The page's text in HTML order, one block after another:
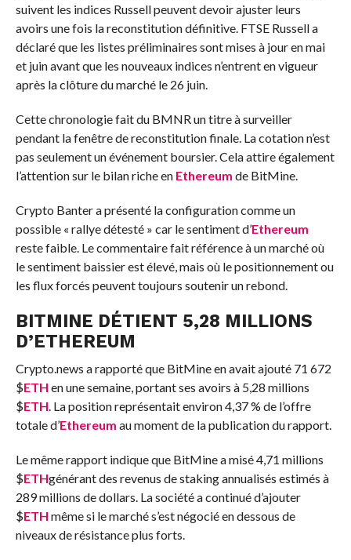
suivent les indices Russell peuvent devoir ajuster leurs
avoirs une fois la reconstitution définitive. FTSE Russell a
déclaré que les listes préliminaires sont mises à jour en mai
et juin avant que les nouveaux indices n’entrent en vigueur
après la clôture du marché le 26 juin.
Cette chronologie fait du BMNR un titre à surveiller
pendant la fenêtre de reconstitution finale. La cotation n’est
pas seulement un événement boursier. Cela attire également
l’attention sur le bilan riche en Ethereum de BitMine.
Crypto Banter a présenté la configuration comme un
possible « rallye détesté » car le sentiment d’Ethereum
reste faible. Le commentaire fait référence à un marché où
le sentiment baissier est élevé, mais où le positionnement ou
les flux forcés peuvent toujours soutenir un rebond.
BITMINE DÉTIENT 5,28 MILLIONS
D’ETHEREUM
Crypto.news a rapporté que BitMine en avait ajouté 71 672
$ETH en une semaine, portant ses avoirs à 5,28 millions
$ETH. La position représentait environ 4,37 % de l’offre
totale d’Ethereum au moment de la publication du rapport.
Le même rapport indique que BitMine a misé 4,71 millions
$ETHgénérant des revenus de staking annualisés estimés à
289 millions de dollars. La société a continué d’ajouter
$ETH même si le marché s’est négocié en dessous de
niveaux de résistance plus forts.